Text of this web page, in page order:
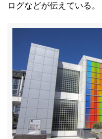
ログなどが伝えている。